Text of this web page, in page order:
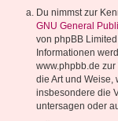
Du nimmst zur
GNU General
von phpBB
Informationen
www.phpbb.de
die Art und Weise,
insbesondere die
untersagen oder